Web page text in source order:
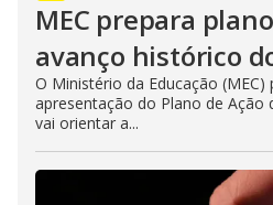
MEC prepara
avanço histórico
O Ministério da Educação
apresentação do Plano de Ação
vai orientar a...